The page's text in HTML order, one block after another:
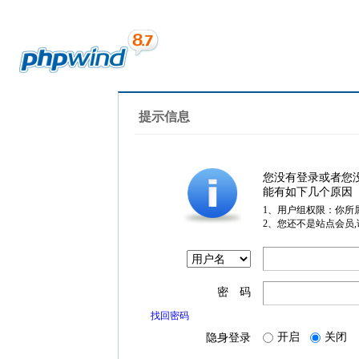
提示信息
您没有登录或者您
能有如下几个原因
1、用户组权限：你所
2、您还不是站点会员
密 码
找回密码
隐身登录 开启 关闭